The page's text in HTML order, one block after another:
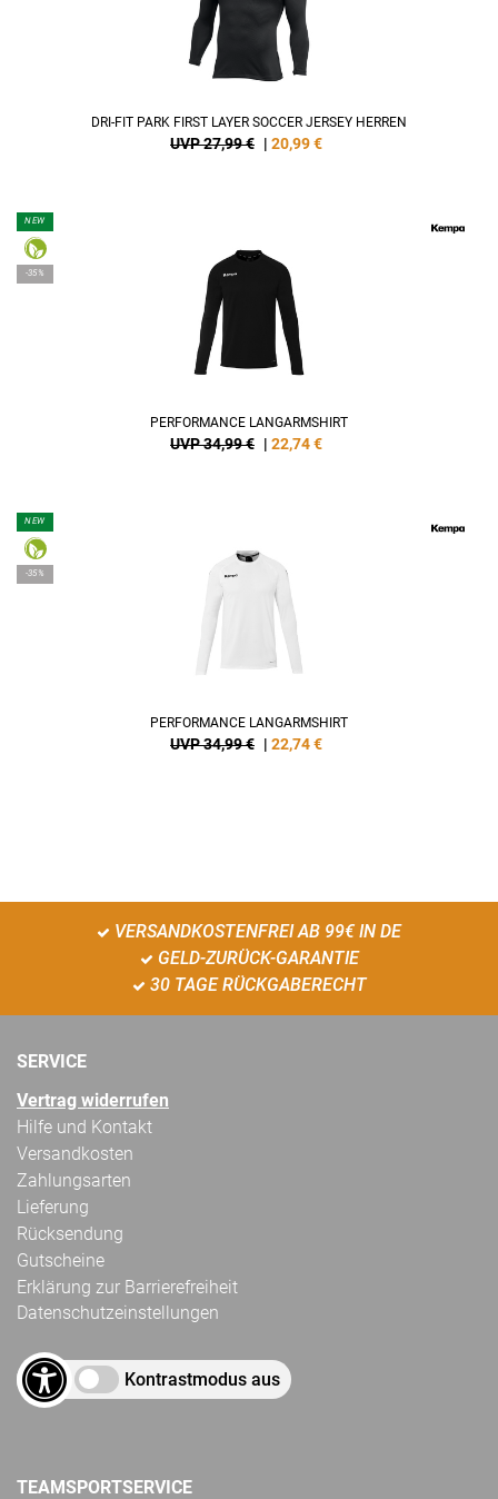
DRI-FIT PARK FIRST LAYER SOCCER JERSEY HERREN
UVP 27,99 € | 20,99€
NEW
-35%
PERFORMANCE LANGARMSHIRT
UVP 34,99 € | 22,74€
NEW
-35%
PERFORMANCE LANGARMSHIRT
UVP 34,99 € | 22,74€
VERSANDKOSTENFREI AB 99€ IN DE
GELD-ZURÜCK-GARANTIE
30 TAGE RÜCKGABERECHT
SERVICE
Vertrag widerrufen
Hilfe und Kontakt
Versandkosten
Zahlungsarten
Lieferung
Rücksendung
Gutscheine
Erklärung zur Barrierefreiheit
Datenschutzeinstellungen
Kontrastmodus aus
TEAMSPORTSERVICE